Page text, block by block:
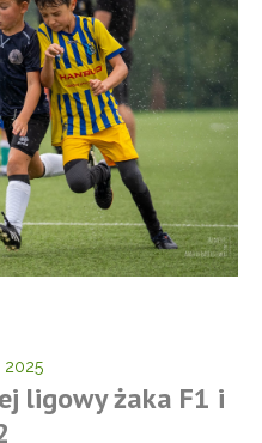
2025
ligowy żaka F1 i